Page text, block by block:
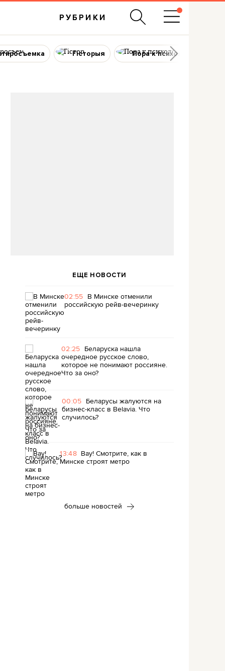
РУБРИКИ
Гісторыя Пора к психологу
ЕЩЕ НОВОСТИ
02:55 В Минске отменили
российскую рейв-вечеринку
02:25 Беларуска нашла
очередное русское слово,
которое не понимают россияне.
Что за оно?
00:05 Беларусы жалуются на
бизнес-класс в Belavia. Что
случилось?
13:48 Вау! Смотрите, как в
Минске строят метро
больше новостей